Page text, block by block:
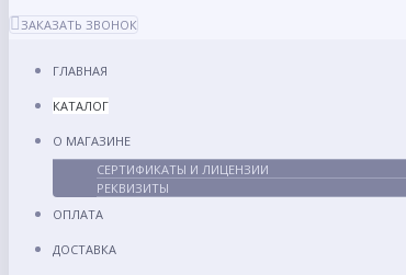
ЗАКАЗАТЬ ЗВОНОК
ГЛАВНАЯ
КАТАЛОГ
О МАГАЗИНЕ
СЕРТИФИКАТЫ И ЛИЦЕНЗИИ
РЕКВИЗИТЫ
ОПЛАТА
ДОСТАВКА